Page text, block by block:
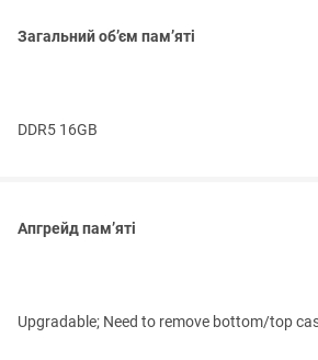
Загальний об’єм пам’яті
DDR5 16GB
Апгрейд пам’яті
Upgradable; Need to remove bottom/top